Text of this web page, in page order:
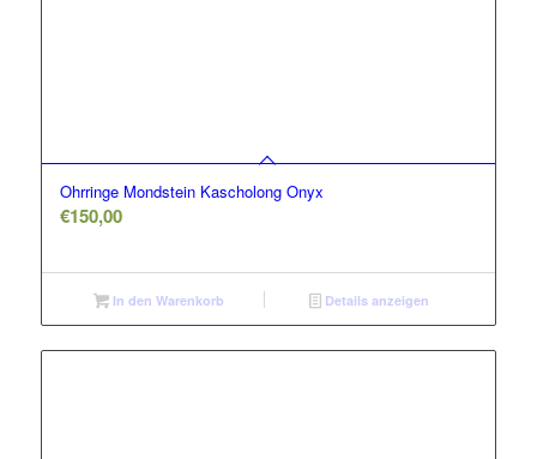
Ohrringe Mondstein Kascholong Onyx
€150,00
In den Warenkorb Details anzeigen